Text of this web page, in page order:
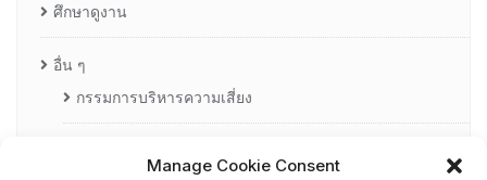
Manage Cookie Consent
ศึกษาดูงาน
อื่น ๆ
กรรมการบริหารความเสี่ยง